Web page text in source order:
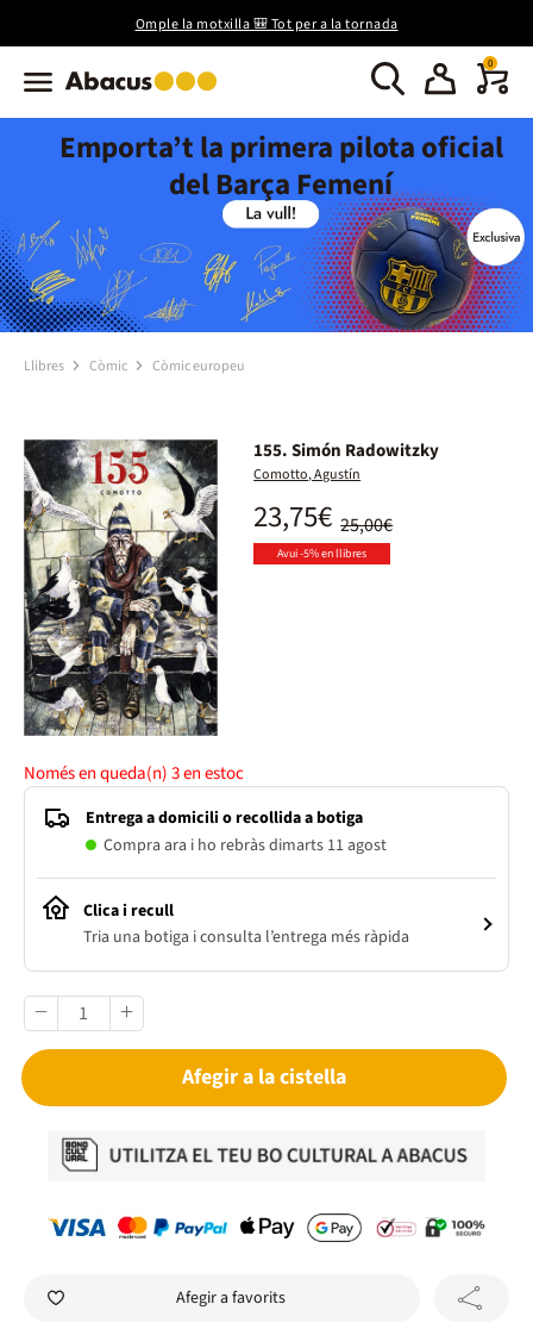
Omple la motxilla 🎒 Tot per a la tornada
0
Emporta’t la primera pilota oficial
del Barça Femení
Llibres Còmic Còmic europeu
155. Simón Radowitzky
Comotto, Agustín
25,00€
23,75€
Avui -5% en llibres
Només en queda(n)3en estoc
Entrega a domicili o recollida a botiga
Compra ara i ho rebràs dimarts 11 agost
Clica i recull
Tria una botiga i consulta l’entrega més ràpida
Afegir a la cistella
Afegir a favorits